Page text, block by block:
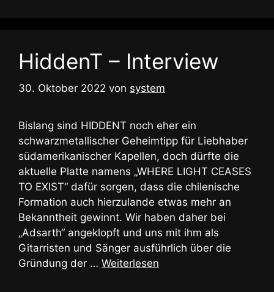
HiddenT – Interview
30. Oktober 2022 von system
Bislang sind HIDDENT noch eher ein
schwarzmetallischer Geheimtipp für Liebhaber
südamerikanischer Kapellen, doch dürfte die
aktuelle Platte namens „WHERE LIGHT CEASES
TO EXIST“ dafür sorgen, dass die chilenische
Formation auch hierzulande etwas mehr an
Bekanntheit gewinnt. Wir haben daher bei
„Adsarth“ angeklopft und uns mit ihm als
Gitarristen und Sänger ausführlich über die
Gründung der … Weiterlesen